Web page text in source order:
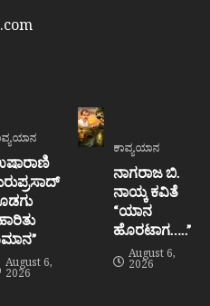
August 6,
2026
ಕಾವ್ಯಯಾನ
ನಾಗರಾಜ ಬಿ.
ನಾಯ್ಕ ಕವಿತೆ
“ಯಾನ
ಹೊರಟಾಗ…..”
August 6,
2026